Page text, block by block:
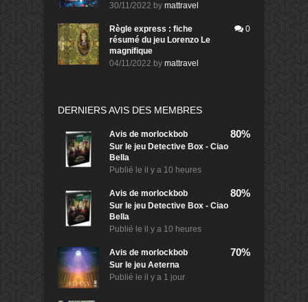
30/11/2022 by mattravel
Règle express : fiche
résumé du jeu Lorenzo Le
magnifique
04/11/2022 by mattravel
0
DERNIERS AVIS DES MEMBRES
Avis de morlockbob
Sur le jeu Detective Box - Ciao
Bella
Publié le il y a 10 heures
80%
Avis de morlockbob
Sur le jeu Detective Box - Ciao
Bella
Publié le il y a 10 heures
80%
Avis de morlockbob
Sur le jeu Aeterna
Publié le il y a 1 jour
70%